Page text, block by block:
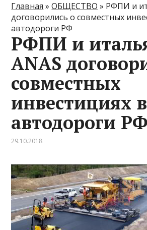
Главная »ОБЩЕСТВО » РФПИ и
договорились о совместных
автодороги РФ
РФПИ и
ANAS
совместных
инвестициях в
автодороги РФ
29.10.2018